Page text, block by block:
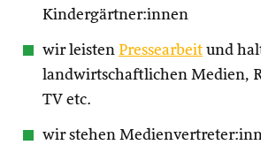
Kindergärtner:innen
wir leisten Pressearbeit und
landwirtschaftlichen Medien,
TV etc.
wir stehen